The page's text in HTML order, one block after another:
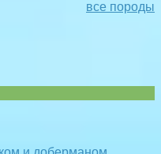
все породы